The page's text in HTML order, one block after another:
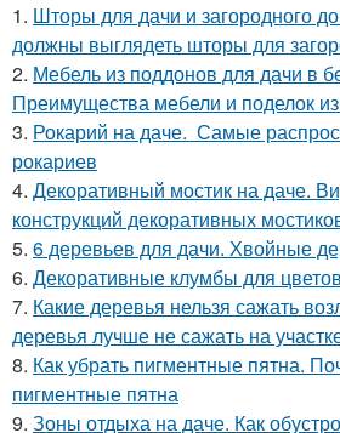
1. Шторы для дачи и загородного
должны выглядеть шторы для
2. Мебель из поддонов для дачи в
Преимущества мебели и поделок
3. Рокарий на даче. Самые
рокариев
4. Декоративный мостик на даче.
конструкций декоративных
5. 6 деревьев для дачи. Хвойные
6. Декоративные клумбы для
7. Какие деревья нельзя сажать
деревья лучше не сажать на
8. Как убрать пигментные пятна.
пигментные пятна
9. Зоны отдыха на даче. Как